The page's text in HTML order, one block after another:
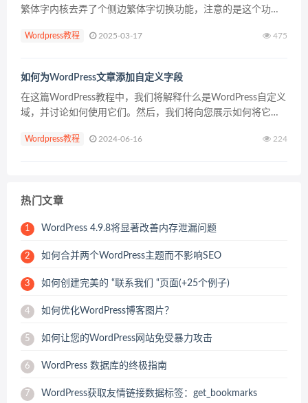
繁体字内核去弄了个侧边繁体字切换功能，注意的是这个功能
admin-options.php在如下图位置下...
Wordpress教程 2025-03-17 475
如何为WordPress文章添加自定义字段
在这篇WordPress教程中，我们将解释什么是WordPress自定义
域，并讨论如何使用它们。然后，我们将向您展示如何将它们
WordPress感到满意的时候，你可能想开始...
Wordpress教程 2024-06-16 224
热门文章
1 WordPress 4.9.8将显著改善内存泄漏问题
2 如何合并两个WordPress主题而不影响SEO
3 如何创建完美的 “联系我们 “页面(+25个例子)
4 如何优化WordPress博客图片？
5 如何让您的WordPress网站免受暴力攻击
6 WordPress 数据库的终极指南
7 WordPress获取友情链接数据标签：get_bookmarks